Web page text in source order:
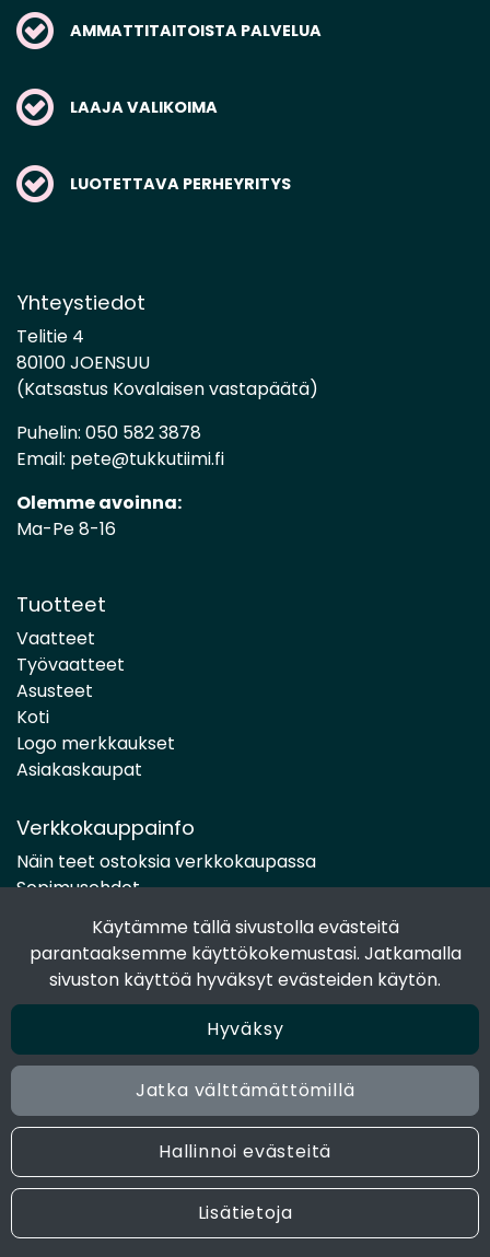
Käytämme tällä sivustolla evästeitä
parantaaksemme käyttökokemustasi. Jatkamalla
sivuston käyttöä hyväksyt evästeiden käytön.
Hyväksy
Jatka välttämättömillä
Hallinnoi evästeitä
Lisätietoja
AMMATTITAITOISTA PALVELUA
LAAJA VALIKOIMA
LUOTETTAVA PERHEYRITYS
Yhteystiedot
Telitie 4
80100 JOENSUU
(Katsastus Kovalaisen vastapäätä)
Puhelin: 050 582 3878
Email: pete@tukkutiimi.fi
Olemme avoinna:
Ma-Pe 8-16
Tuotteet
Vaatteet
Työvaatteet
Asusteet
Koti
Logo merkkaukset
Asiakaskaupat
Verkkokauppainfo
Näin teet ostoksia verkkokaupassa
Sopimusehdot
Toimitustavat
Maksutavat
Tietosuojaseloste
Seuraa sosiaalisessa mediassa
Facebook
Instagram
© 2024 Joen Tukkutiimi. All rights reserved. Site by